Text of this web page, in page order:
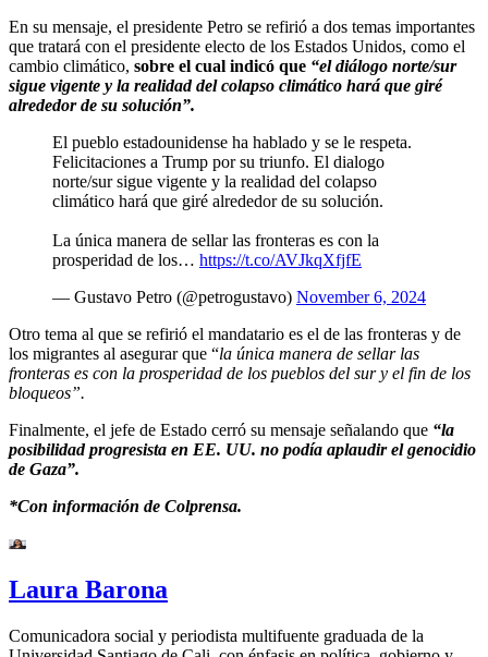
En su mensaje, el presidente Petro se refirió a dos temas importantes
que tratará con el presidente electo de los Estados Unidos, como el
cambio climático, sobre el cual indicó que “el diálogo norte/sur
sigue vigente y la realidad del colapso climático hará que giré
alrededor de su solución”.
El pueblo estadounidense ha hablado y se le respeta.
Felicitaciones a Trump por su triunfo. El dialogo
norte/sur sigue vigente y la realidad del colapso
climático hará que giré alrededor de su solución.
La única manera de sellar las fronteras es con la
prosperidad de los… https://t.co/AVJkqXfjfE
— Gustavo Petro (@petrogustavo) November 6, 2024
Otro tema al que se refirió el mandatario es el de las fronteras y de
los migrantes al asegurar que “la única manera de sellar las
fronteras es con la prosperidad de los pueblos del sur y el fin de los
bloqueos”.
Finalmente, el jefe de Estado cerró su mensaje señalando que “la
posibilidad progresista en EE. UU. no podía aplaudir el genocidio
de Gaza”.
*Con información de Colprensa.
Laura Barona
Comunicadora social y periodista multifuente graduada de la